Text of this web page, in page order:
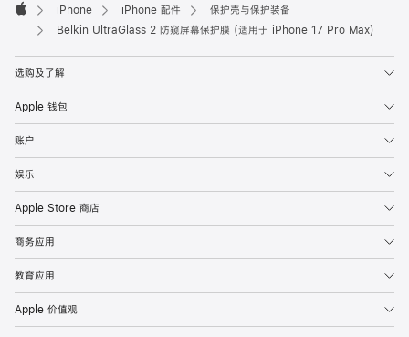
Apple
iPhone iPhone 配件
保护壳与保护装备
Belkin UltraGlass 2 防窥屏幕保护膜 (适用于 iPhone 17 Pro Max)
选购及了解
Apple 钱包
账户
娱乐
Apple Store 商店
商务应用
教育应用
Apple 价值观